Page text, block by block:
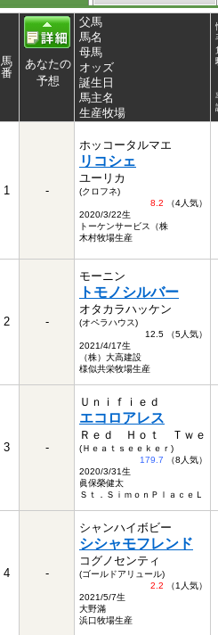
馬
番
あなたの
予想
父馬
馬名
母馬
オッズ
誕生日
馬主名
生産牧場
1 -
ホッコータルマエ
リコシェ
ユーリカ
(クロフネ)
8.2 （4人気）
2020/3/22生
トーケンサービス（株
木村牧場生産
2 -
モーニン
トモノシルバー
オタカラハッケン
(オペラハウス)
12.5 （5人気）
2021/4/17生
（株）大高建設
様似共栄牧場生産
3 -
Ｕｎｉｆｉｅｄ
エコロアレス
Ｒｅｄ Ｈｏｔ Ｔｗｅ
(Ｈｅａｔｓｅｅｋｅｒ)
179.7 （8人気）
2020/3/31生
眞保榮健太
Ｓｔ．ＳｉｍｏｎＰｌａｃｅＬ
4 -
シャンハイボビー
シシャモフレンド
コグノセンティ
(ゴールドアリュール)
2.2 （1人気）
2021/5/7生
大野滿
浜口牧場生産